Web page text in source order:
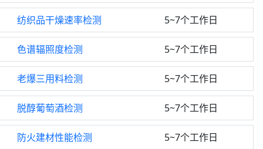
纺织品干燥速率检测 5~7个工作日
色谱辐照度检测 5~7个工作日
老爆三用料检测 5~7个工作日
脱醇葡萄酒检测 5~7个工作日
防火建材性能检测 5~7个工作日